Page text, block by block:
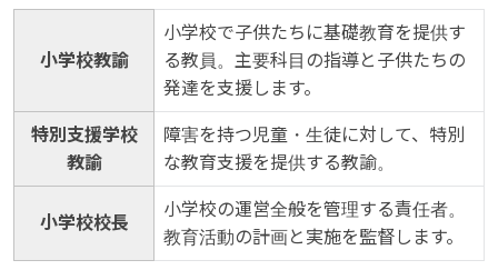
小学校教諭
小学校で子供たちに基礎教育を提供す
る教員。主要科目の指導と子供たちの
発達を支援します。
特別支援学校
教諭
障害を持つ児童・生徒に対して、特別
な教育支援を提供する教諭。
小学校校長
小学校の運営全般を管理する責任者。
教育活動の計画と実施を監督します。